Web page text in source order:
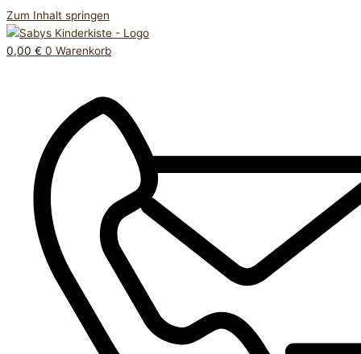
Zum Inhalt springen
0,00 € 0 Warenkorb